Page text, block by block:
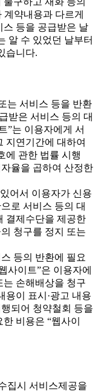
계약내용과 다르게
스 등을 공급받은 날
알 수 있었던 날부터
습니다.
는 서비스 등을 반환
받은 서비스 등의 대
”는 이용자에게 서
지연기간에 대하여
에 관한 법률 시행
율을 곱하여 산정한
어서 이용자가 신용
로 서비스 등의 대
결제수단을 제공한
청구를 정지 또는
등의 반환에 필요
사이트”은 이용자에
손해배상을 청구
용이 표시·광고 내용
되어 청약철회 등을
비용은 “웹사이
집시 서비스제공을